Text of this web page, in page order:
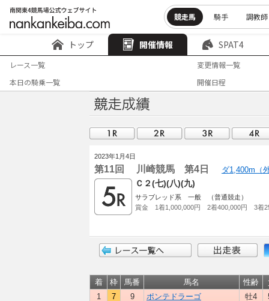
競走馬 騎手 調教師
トップ 開催情報 SPAT4
レース一覧
変更情報一覧
本日の騎乗一覧
開催日程
2023年1月4日
第11回 川崎競馬 第4日 ダ1,400m（
Ｃ２(七)(八)(九)
サラブレッド系 一般 （普通競走）
賞金 1着1,000,000円 2着400,000円 3着
着 枠 馬番 馬名 性齢
1
7 9 ポンテドラーゴ 牡4